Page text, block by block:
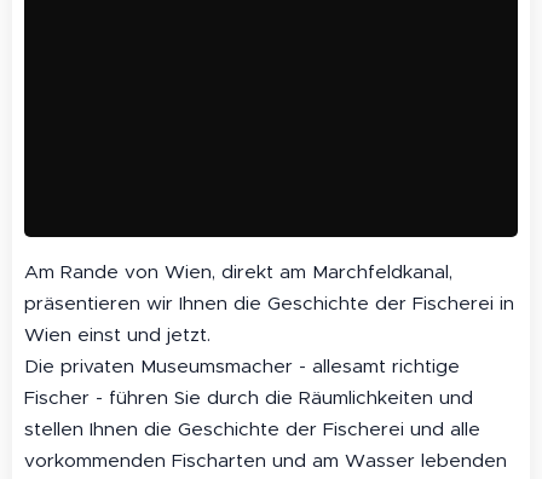
Am Rande von Wien, direkt am Marchfeldkanal,
präsentieren wir Ihnen die Geschichte der Fischerei in
Wien einst und jetzt.
Die privaten Museumsmacher - allesamt richtige
Fischer - führen Sie durch die Räumlichkeiten und
stellen Ihnen die Geschichte der Fischerei und alle
vorkommenden Fischarten und am Wasser lebenden